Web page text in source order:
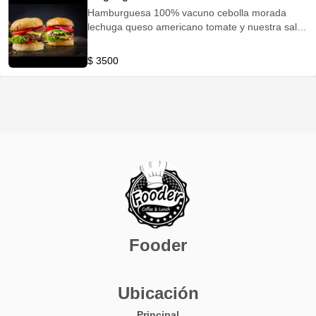
Hamburguesa 100% vacuno cebolla morada
lechuga queso americano tomate y nuestra salsa
$ 3500
Fooder
Ubicación